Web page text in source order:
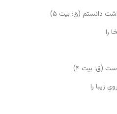
دانستم (ق: بیت ۵)
را
(ق: بیت ۴)
زیبا را